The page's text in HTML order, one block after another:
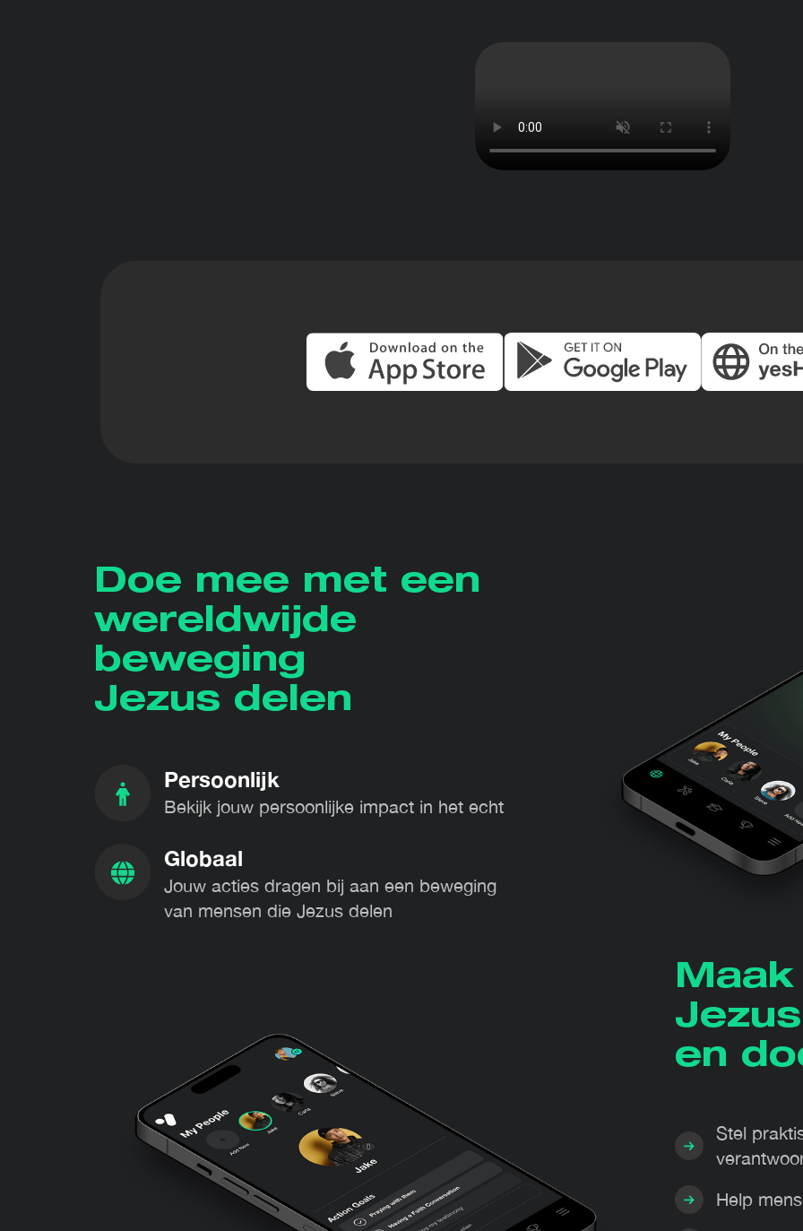
Doe mee met een
wereldwijde
beweging
Jezus delen
Persoonlijk
Bekijk jouw persoonlijke impact in het echt
Globaal
Jouw acties dragen bij aan een beweging
van mensen die Jezus delen
en
Stel
Help